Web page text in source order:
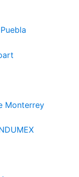
Monterrey